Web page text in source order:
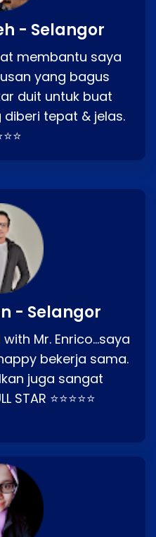
- Selangor
membantu saya
yang bagus
duit untuk buat
tepat & jelas.
- Selangor
Mr. Enrico…saya
bekerja sama.
juga sangat
⭐⭐⭐⭐⭐